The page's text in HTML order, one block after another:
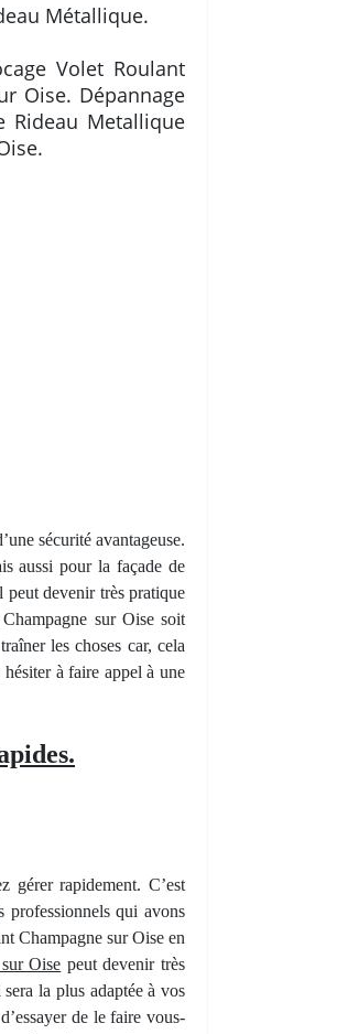
Métallique.
Volet Roulant
Oise. Dépannage
Rideau Metallique
sécurité avantageuse.
aussi pour la façade de
devenir très pratique
sur Oise soit
les choses car, cela
à faire appel à une
gérer rapidement. C’est
professionnels qui avons
Champagne sur Oise en
Oise peut devenir très
la plus adaptée à vos
de le faire vous-